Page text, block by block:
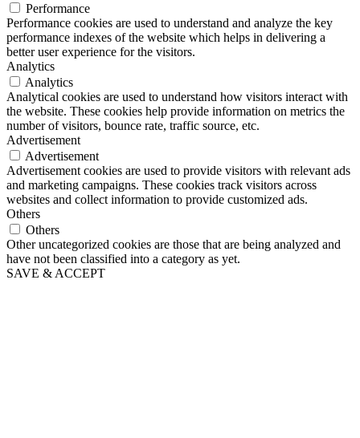
Performance
Performance cookies are used to understand and analyze the key
performance indexes of the website which helps in delivering a
better user experience for the visitors.
Analytics
Analytics
Analytical cookies are used to understand how visitors interact with
the website. These cookies help provide information on metrics the
number of visitors, bounce rate, traffic source, etc.
Advertisement
Advertisement
Advertisement cookies are used to provide visitors with relevant ads
and marketing campaigns. These cookies track visitors across
websites and collect information to provide customized ads.
Others
Others
Other uncategorized cookies are those that are being analyzed and
have not been classified into a category as yet.
SAVE & ACCEPT